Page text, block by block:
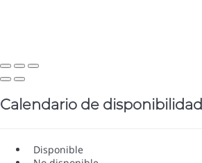
Calendario de disponibilidad
Disponible